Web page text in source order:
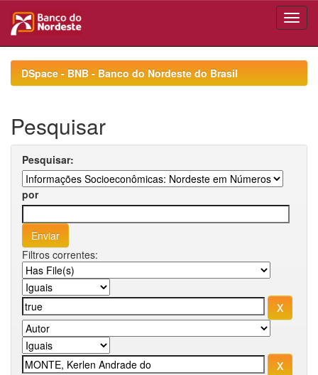
navigationDSpace - BNB - Banco do Nordeste do Brasil
Pesquisar
Pesquisar:
por
Filtros correntes: